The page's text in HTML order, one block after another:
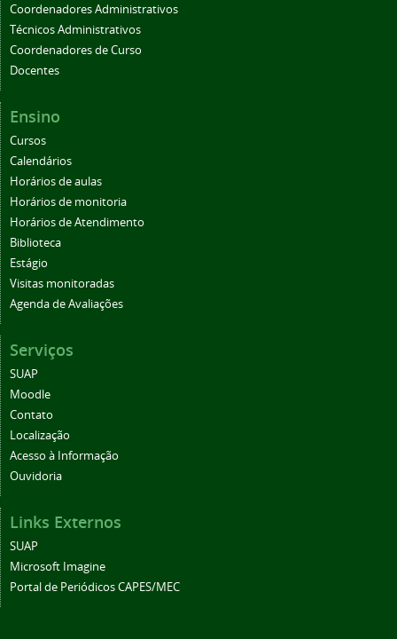
Coordenadores Administrativos
Técnicos Administrativos
Coordenadores de Curso
Docentes
Ensino
Cursos
Calendários
Horários de aulas
Horários de monitoria
Horários de Atendimento
Biblioteca
Estágio
Visitas monitoradas
Agenda de Avaliações
Serviços
SUAP
Moodle
Contato
Localização
Acesso à Informação
Ouvidoria
Links Externos
SUAP
Microsoft Imagine
Portal de Periódicos CAPES/MEC